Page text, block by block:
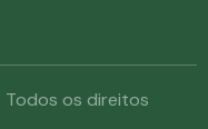
os direitos